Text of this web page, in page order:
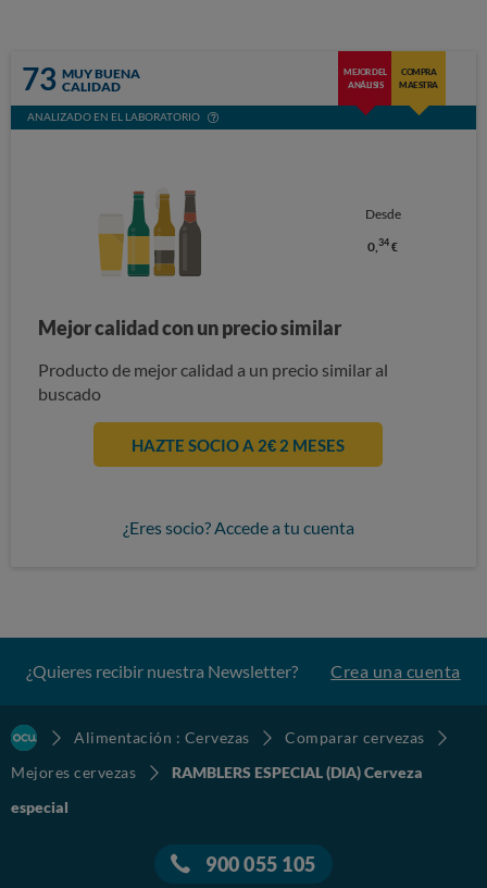
73 MUY BUENA
CALIDAD
MEJOR DEL
ANÁLISIS
COMPRA
MAESTRA
ANALIZADO EN EL LABORATORIO
Desde
0,34 €
Mejor calidad con un precio similar
Producto de mejor calidad a un precio similar al
buscado
HAZTE SOCIO A 2€ 2 MESES
¿Eres socio? Accede a tu cuenta
¿Quieres recibir nuestra Newsletter? Crea una cuenta
Alimentación : Cervezas
Comparar cervezas
Mejores cervezas
RAMBLERS ESPECIAL (DIA) Cerveza
especial
900 055 105